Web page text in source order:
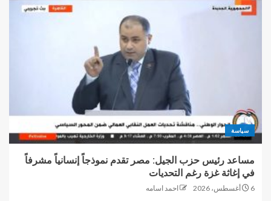
سياسة
مساعد رئيس حزب الجيل: مصر تقدم نموذجاً إنسانياً مشرفاً
في إغاثة غزة رغم التحديات
6 أغسطس، 2026 احمد اسامه